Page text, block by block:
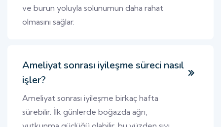
ve burun yoluyla solunumun daha rahat
olmasını sağlar.
Ameliyat sonrası iyileşme süreci nasıl
işler?
Ameliyat sonrası iyileşme birkaç hafta
sürebilir. İlk günlerde boğazda ağrı,